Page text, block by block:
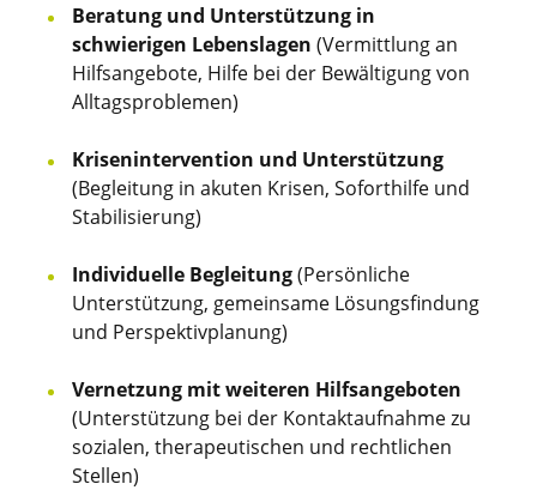
Beratung und Unterstützung in
schwierigen Lebenslagen (Vermittlung an
Hilfsangebote, Hilfe bei der Bewältigung von
Alltagsproblemen)
Krisenintervention und Unterstützung
(Begleitung in akuten Krisen, Soforthilfe und
Stabilisierung)
Individuelle Begleitung(Persönliche
Unterstützung, gemeinsame Lösungsfindung
und Perspektivplanung)
Vernetzung mit weiteren Hilfsangeboten
(Unterstützung bei der Kontaktaufnahme zu
sozialen, therapeutischen und rechtlichen
Stellen)